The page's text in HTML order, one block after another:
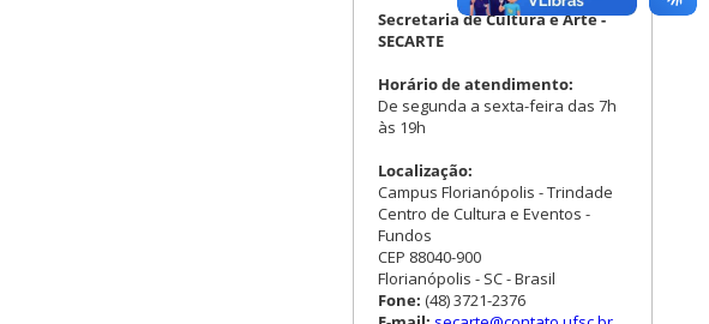
Secretaria de Cultura e Arte -
SECARTE
Horário de atendimento:
De segunda a sexta-feira das 7h
às 19h
Localização:
Campus Florianópolis - Trindade
Centro de Cultura e Eventos -
Fundos
CEP 88040-900
Florianópolis - SC - Brasil
Fone: (48) 3721-2376